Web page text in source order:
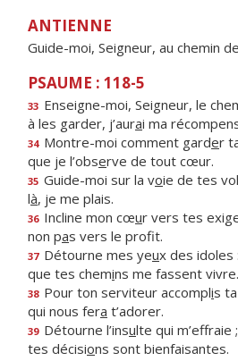
ANTIENNE
Guide-moi, Seigneur, au chemin
PSAUME : 118-5
33 Enseigne-moi, Seigneur, le
à les garder, j’aurai ma
34 Montre-moi comment garder
que je l’observe de tout cœur.
35 Guide-moi sur la voie de tes
là, je me plais.
36 Incline mon cœur vers tes
non pas vers le profit.
37 Détourne mes yeux des idoles :
que tes chemins me fassent vivre.
38 Pour ton serviteur accomplis
qui nous fera t’adorer.
39 Détourne l’insulte qui m’effraie ;
tes décisions sont bienfaisantes.